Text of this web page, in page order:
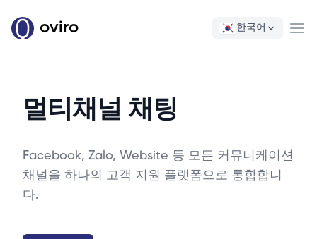
oviro 한국어
멀티채널 채팅
Facebook, Zalo, Website 등 모든 커뮤니케이션
채널을 하나의 고객 지원 플랫폼으로 통합합니
다.